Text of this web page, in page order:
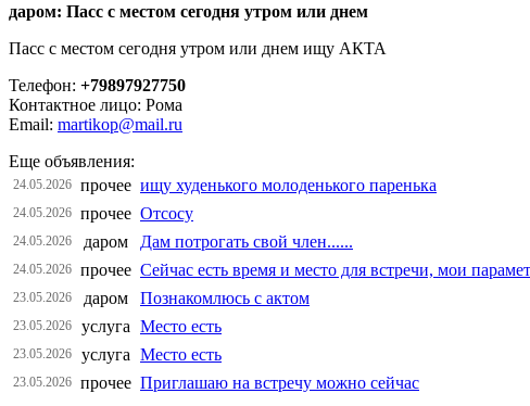
даром: Пасс с местом сегодня утром или днем
Пасс с местом сегодня утром или днем ищу АКТА
Телефон: +79897927750
Контактное лицо: Рома
Email: martikop@mail.ru
Еще объявления:
24.05.2026 прочее ищу худенького молоденького паренька
24.05.2026 прочее Отсосу
24.05.2026 даром Дам потрогать свой член......
24.05.2026 прочее Сейчас есть время и место для встречи, мои
23.05.2026 даром Познакомлюсь с актом
23.05.2026 услуга Место есть
23.05.2026 услуга Место есть
23.05.2026 прочее Приглашаю на встречу можно сейчас